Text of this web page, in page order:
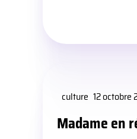
culture 12 octobre
Madame en